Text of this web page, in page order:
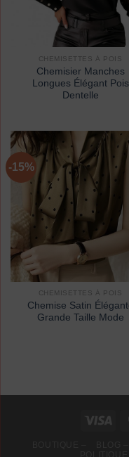
CHEMISETTES À POIS
Chemisier Manches
Longues Élégant Pois
Dentelle
-15%
CHEMISETTES À POIS
Chemise Satin
Grande Taille Mode